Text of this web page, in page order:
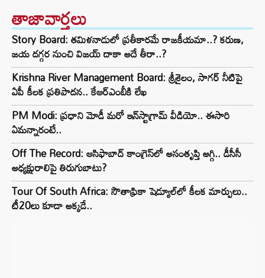
తాజావార్తలు
Story Board: తమిళనాడులో ప్రతీకారమే రాజకీయమా..? కరుణ,
జయ దగ్గర నుంచి విజయ్ దాకా అదే తీరా..?
Krishna River Management Board: శ్రీశైలం, సాగర్ నీటిపై
ఏపీ కీలక ప్రతిపాదన.. కేఆర్ఎంబీకి లేఖ
PM Modi: ప్రధాని మోడీ మరో ఇన్‌స్టాగ్రామ్ వీడియో.. ఈసారి
ఏమన్నారంటే..
Off The Record: ఆసిఫాబాద్ కాంగ్రెస్‌లో అసంతృప్తి అగ్గి.. డీసీసీ
అధ్యక్షురాలిపై తిరుగుబాటు?
Tour Of South Africa: సౌతాఫ్రికా షెడ్యూల్‌లో కీలక మార్పులు..
టీ20లు కూడా అక్కడే..